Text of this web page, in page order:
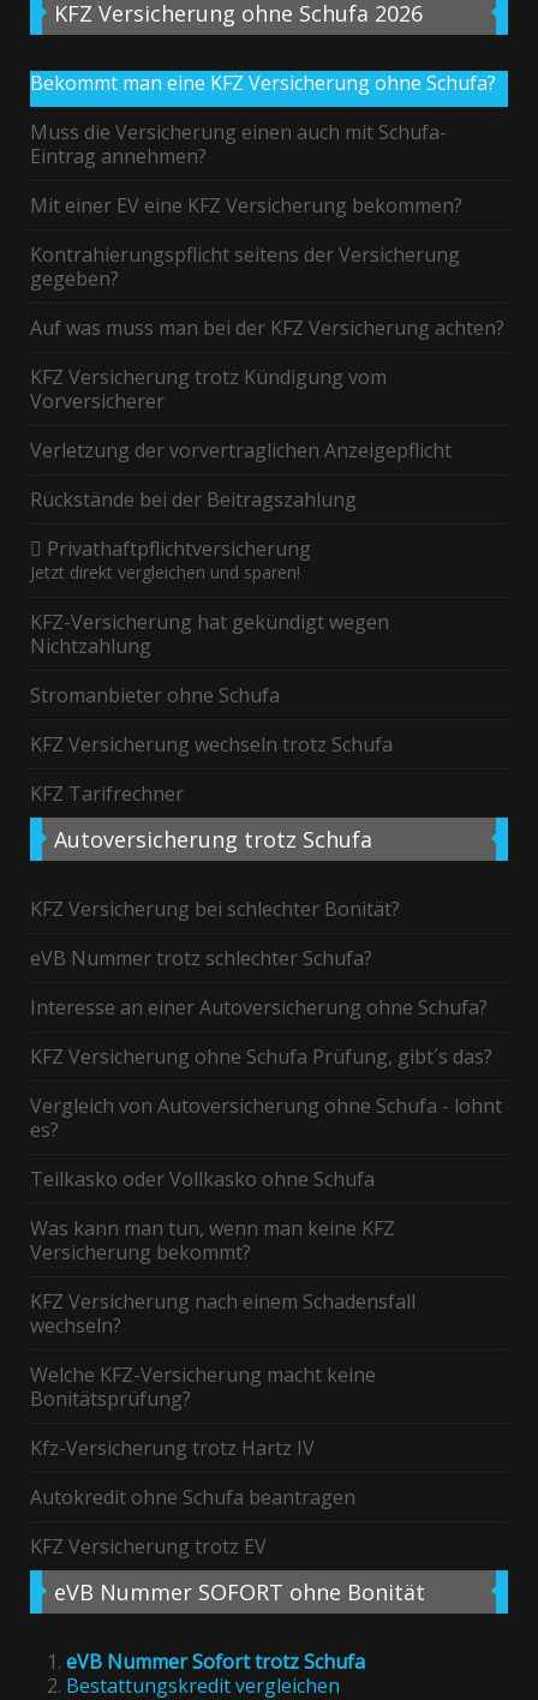
KFZ Versicherung ohne Schufa 2026
Bekommt man eine KFZ Versicherung ohne Schufa?
Muss die Versicherung einen auch mit Schufa-
Eintrag annehmen?
Mit einer EV eine KFZ Versicherung bekommen?
Kontrahierungspflicht seitens der Versicherung
gegeben?
Auf was muss man bei der KFZ Versicherung achten?
KFZ Versicherung trotz Kündigung vom
Vorversicherer
Verletzung der vorvertraglichen Anzeigepflicht
Rückstände bei der Beitragszahlung
Privathaftpflichtversicherung
Jetzt direkt vergleichen und sparen!
KFZ-Versicherung hat gekündigt wegen
Nichtzahlung
Stromanbieter ohne Schufa
KFZ Versicherung wechseln trotz Schufa
KFZ Tarifrechner
Autoversicherung trotz Schufa
KFZ Versicherung bei schlechter Bonität?
eVB Nummer trotz schlechter Schufa?
Interesse an einer Autoversicherung ohne Schufa?
KFZ Versicherung ohne Schufa Prüfung, gibt´s das?
Vergleich von Autoversicherung ohne Schufa - lohnt
es?
Teilkasko oder Vollkasko ohne Schufa
Was kann man tun, wenn man keine KFZ
Versicherung bekommt?
KFZ Versicherung nach einem Schadensfall
wechseln?
Welche KFZ-Versicherung macht keine
Bonitätsprüfung?
Kfz-Versicherung trotz Hartz IV
Autokredit ohne Schufa beantragen
KFZ Versicherung trotz EV
eVB Nummer SOFORT ohne Bonität
eVB Nummer Sofort trotz Schufa
Bestattungskredit vergleichen